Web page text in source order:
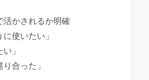
活かされるか明確
使いたい」
」
合った」